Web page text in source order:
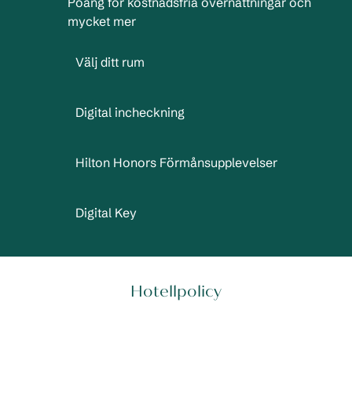
mycket mer
Välj ditt rum
Digital incheckning
Hilton Honors Förmånsupplevelser
Digital Key
Hotellpolicy